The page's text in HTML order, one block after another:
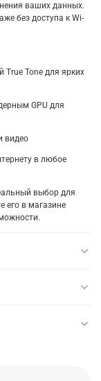
ваших данных.
без доступа к Wi-
True Tone для ярких
GPU для
видео
в любое
выбор для
его в магазине